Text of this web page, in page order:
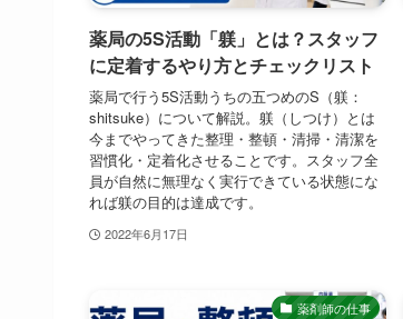
薬局の5S活動「躾」とは？スタッフ
に定着するやり方とチェックリスト
薬局で行う5S活動うちの五つめのS（躾：
shitsuke）について解説。躾（しつけ）とは
今までやってきた整理・整頓・清掃・清潔を
習慣化・定着化させることです。スタッフ全
員が自然に無理なく実行できている状態にな
れば躾の目的は達成です。
2022年6月17日
薬剤師の仕事